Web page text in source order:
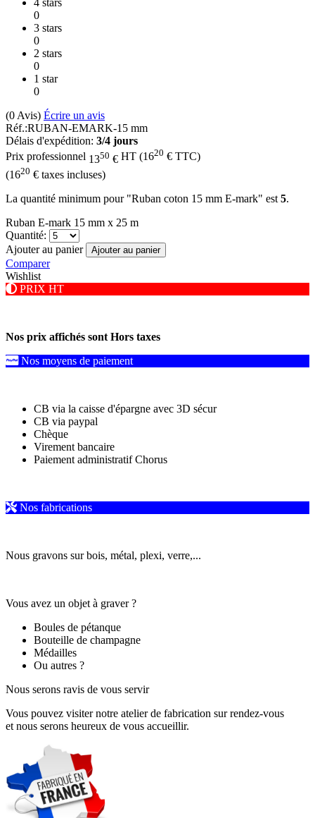
0
3 stars
0
2 stars
0
1 star
0
(0 Avis) Écrire un avis
Réf.:RUBAN-EMARK-15 mm
Délais d'expédition: 3/4 jours
Prix professionnel 1350 € HT (1620 € TTC)
(1620 € taxes incluses)
La quantité minimum pour "Ruban coton 15 mm E-mark" est 5.
Ruban E-mark 15 mm x 25 m
Quantité:
Ajouter au panier
Ajouter au panier
Comparer
Wishlist
PRIX HT
Nos prix affichés sont Hors taxes
Nos moyens de paiement
CB via la caisse d'épargne avec 3D sécur
CB via paypal
Chèque
Virement bancaire
Paiement administratif Chorus
Nos fabrications
Nous gravons sur bois, métal, plexi, verre,...
Vous avez un objet à graver ?
Boules de pétanque
Bouteille de champagne
Médailles
Ou autres ?
Nous serons ravis de vous servir
Vous pouvez visiter notre atelier de fabrication sur rendez-vous
et nous serons heureux de vous accueillir.